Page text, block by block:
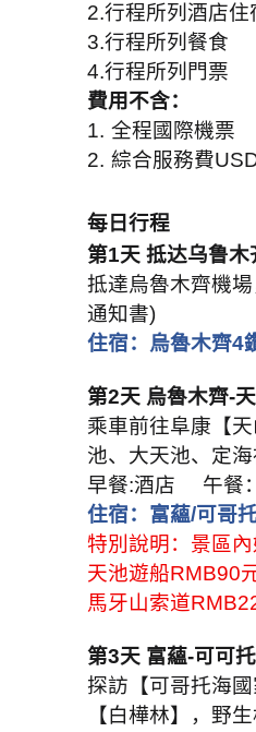
2.行程所列酒店住
3.行程所列餐食
4.行程所列門票
費用不含：
1. 全程國際機票
2. 綜合服務費
每日行程
第1天 抵达乌鲁木
抵達烏魯木齊機
通知書)
住宿：烏魯木齊4
第2天 烏魯木齊-
乘車前往阜康【天
池、大天池、定
早餐:酒店 午餐
住宿：富蘊/可哥
特別說明：景區
天池遊船RMB90
馬牙山索道
第3天 富蘊-可可
探訪【可哥托海
【白樺林】，野